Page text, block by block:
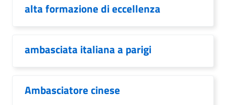
alta formazione di eccellenza
ambasciata italiana a parigi
Ambasciatore cinese